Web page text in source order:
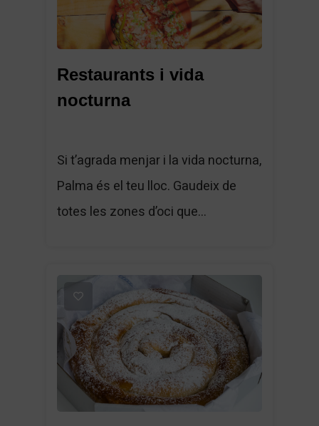
Restaurants i vida
nocturna
Si t’agrada menjar i la vida nocturna,
Palma és el teu lloc. Gaudeix de
totes les zones d’oci que...
1